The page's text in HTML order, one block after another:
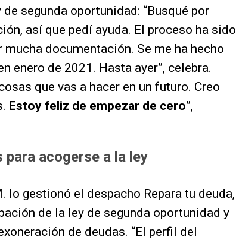
segunda oportunidad: “Busqué por
así que pedí ayuda. El proceso ha sido
mucha documentación. Se me ha hecho
enero de 2021. Hasta ayer”, celebra.
que vas a hacer en un futuro. Creo
Estoy feliz de empezar de cero”,
acogerse a la ley
lo gestionó el despacho Repara tu deuda,
de la ley de segunda oportunidad y
de deudas. “El perfil del